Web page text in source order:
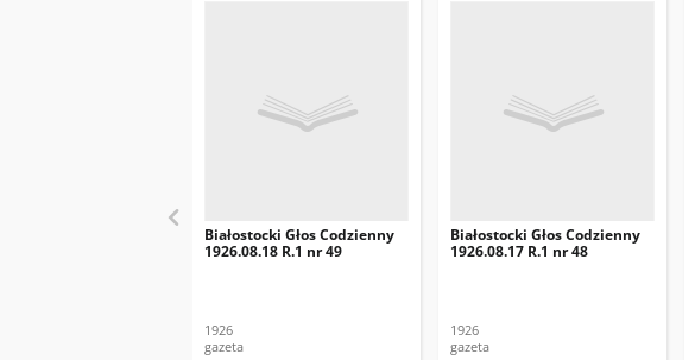
Białostocki Głos Codzienny
1926.08.18 R.1 nr 49
1926
gazeta
Białostocki Głos Codzienny
1926.08.17 R.1 nr 48
1926
gazeta